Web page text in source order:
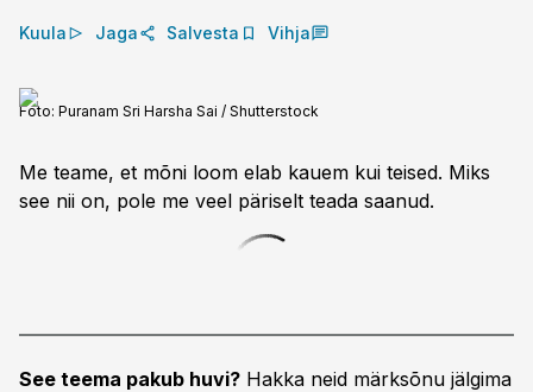
Kuula Jaga Salvesta Vihja
Foto: Puranam Sri Harsha Sai / Shutterstock
Me teame, et mõni loom elab kauem kui teised. Miks
see nii on, pole me veel päriselt teada saanud.
See teema pakub huvi? Hakka neid märksõnu jälgima